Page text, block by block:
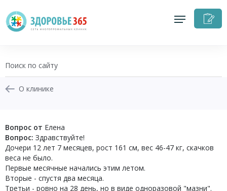
О клинике
Вопрос от Елена
Вопрос: Здравствуйте!
Дочери 12 лет 7 месяцев, рост 161 см, вес 46-47 кг, скачков
веса не было.
Первые месячные начались этим летом.
Вторые - спустя два месяца.
Третьи - ровно на 28 день, но в виде одноразовой "мазни".
Записаться на приём
Перезвоните мне